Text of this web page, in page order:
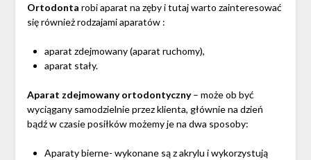
Ortodonta robi aparat na zęby i tutaj warto zainteresować
się również rodzajami aparatów :
aparat zdejmowany (aparat ruchomy),
aparat stały.
Aparat zdejmowany ortodontyczny– może ob być
wyciągany samodzielnie przez klienta, głównie na dzień
bądź w czasie posiłków możemy je na dwa sposoby:
Aparaty bierne- wykonane są z akrylu i wykorzystują